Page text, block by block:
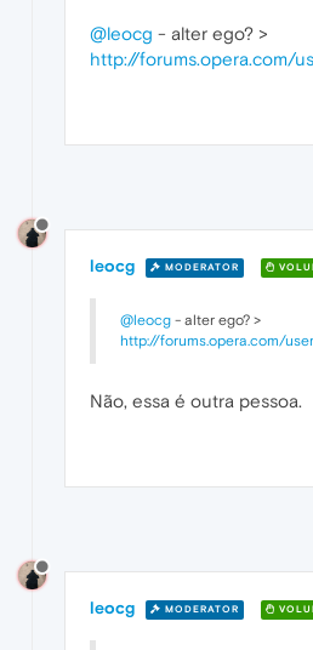
@leocg - alter ego? >
http://forums.opera.com/
leocg MODERATOR
@leocg - alter ego? >
http://forums.opera.com/
Não, essa é outra pessoa.
leocg MODERATOR